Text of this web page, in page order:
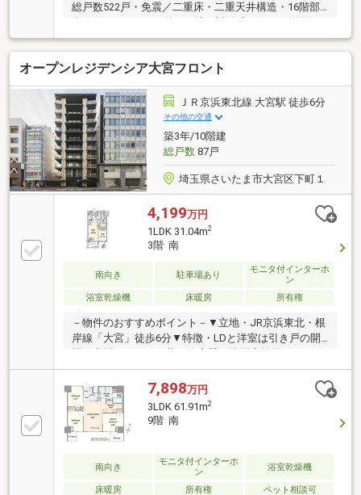
総戸数522戸・免震／二重床・二重天井構造・16階部
WIC等、全居室収納付・南・東の2面バルコニー・ゲス
トルーム等の共用施設有・コンシェルジュサービス有
(8時～18時)・ペット飼育可(細則有)▼設備・ディスポ
ーザー／食洗機・浴室暖房乾燥機・エコジョーズ・ゴ
ミ置場／宅配ボックス／トランクルーム(各階)・高圧
一括受電システム・共用部Wi-Fi対応■ ご希望の住まい
探しをお手伝いします ━━━━━・・・物件の詳細・
ご相談はお気軽にお問い合わせください。
オープンレジデンシア大宮フロント
ＪＲ京浜東北線 大宮駅 徒歩6分
その他の交通
築3年/10階建
総戸数87戸
埼玉県さいたま市大宮区下町１
4,199万円
1LDK 31.04m2
3階 南
南向き 駐車場あり
モニタ付インターホ
ン
浴室乾燥機
床暖房 所有権
－物件のおすすめポイント－▼立地・JR京浜東北・根
岸線「大宮」徒歩6分▼特徴・LDと洋室は引き戸の開
ン・各居室・洗面室に収納を配置・カメラ付オートロ
ック・モニタ付エレベーター採用▼設備・床暖房
(LD)・浴室乾燥機・非接触キーシステム・宅配ボック
ス▼2026年7月室内リフォーム内容・全室クロス張
替・LED照明取付、ハウスクリーニング▼周辺環境・
ファミリーマート大宮仲町二丁目店 徒歩1分(約80m)■
ご希望の住まい探しをお手伝いします
━━━━━・・・物件の詳細・ご相談はお気軽にお問
い合わせください。
7,898万円
3LDK 61.91m2
9階 南
南向き
モニタ付インターホ
ン
浴室乾燥機
床暖房 所有権 ペット相談可